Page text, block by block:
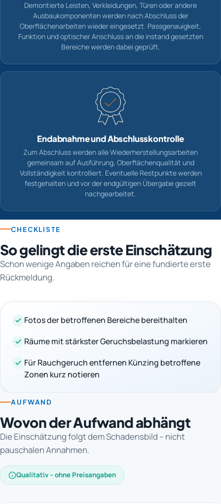
Demontierte Leisten, Verkleidungen, Türen oder andere
Ausbaukomponenten werden nach Abschluss der
Oberflächenarbeiten wieder eingesetzt. Passgenauigkeit,
Funktion und optischer Anschluss an die instand gesetzten
Bereiche werden dabei geprüft.
Endabnahme und Abschlusskontrolle
Zum Abschluss werden alle Wiederherstellungsarbeiten
gemeinsam auf Ausführung, Oberflächenqualität und
Vollständigkeit kontrolliert. Eventuelle Restpunkte werden
festgehalten und vor der endgültigen Übergabe gezielt
nachgearbeitet.
CHECKLISTE
So gelingt die erste Einschätzung
Schon wenige Angaben reichen für eine fundierte erste
Rückmeldung.
Fotos der betroffenen Bereiche bereithalten
Räume mit stärkster Geruchsbelastung markieren
Für Rauchgeruch entfernen Künzing betroffene
Zonen kurz notieren
AUFWAND
Wovon der Aufwand abhängt
Die Einschätzung folgt dem Schadensbild – nicht
pauschalen Annahmen.
Qualitativ – ohne Preisangaben